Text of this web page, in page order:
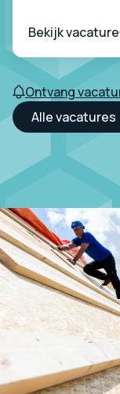
Bekijk vacature
Alle vacatures
Ontvang